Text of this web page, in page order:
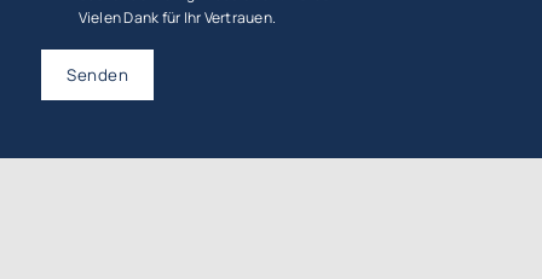
Vielen Dank für Ihr Vertrauen.
Senden